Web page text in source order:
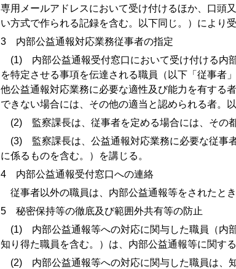
専用メールアドレスにおいて受け付けるほか、口頭
い方式で作られる記録を含む。以下同じ。）により受
3 内部公益通報対応業務従事者の指定
(1) 内部公益通報受付窓口において受け付ける内
を特定させる事項を伝達される職員（以下「従事者
他公益通報対応業務に必要な適性及び能力を有する
できない場合には、その他の適当と認められる者。
(2) 監察課長は、従事者を定める場合には、その
(3) 監察課長は、公益通報対応業務に必要な従事
に係るものを含む。）を講じる。
4 内部公益通報受付窓口への連絡
従事者以外の職員は、内部公益通報等をされたと
5 秘密保持等の徹底及び範囲外共有等の防止
(1) 内部公益通報等への対応に関与した職員（内
知り得た職員を含む。）は、内部公益通報等に関す
(2) 内部公益通報等への対応に関与した職員は、